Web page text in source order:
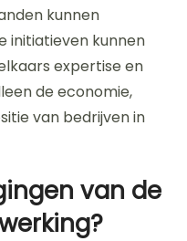
kunnen
initiatieven kunnen
expertise en
de economie,
van bedrijven in
van de